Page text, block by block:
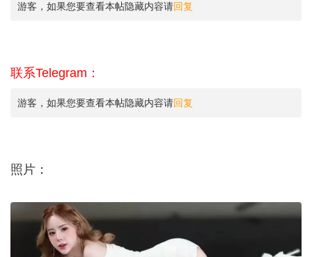
游客，如果您要查看本帖隐藏内容请回复
联系Telegram：
游客，如果您要查看本帖隐藏内容请回复
照片：